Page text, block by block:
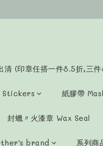
清 (印章任搭一件8.5折,三
Stickers 紙膠帶
封蠟〃火漆章 Wax Seal
brand 系列商